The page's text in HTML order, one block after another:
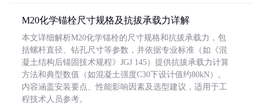
M20化学锚栓尺寸规格及抗拔承载力详解
本文详细解析M20化学锚栓的尺寸规格和抗拔承载力，包
括螺杆直径、钻孔尺寸等参数，并依据专业标准（如《混
凝土结构后锚固技术规程》JGJ 145）提供抗拔承载力计算
方法和典型数值（如混凝土强度C30下设计值约80kN）。
内容涵盖安装要点、性能影响因素及选型建议，适用于工
程技术人员参考。